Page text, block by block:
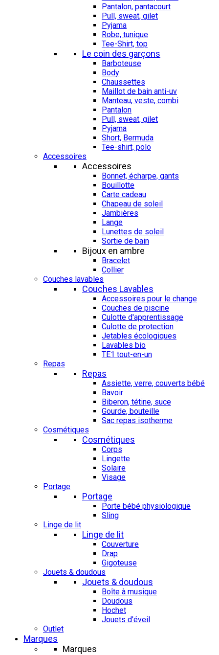
Pantalon, pantacourt
Pull, sweat, gilet
Pyjama
Robe, tunique
Tee-Shirt, top
Le coin des garçons
Barboteuse
Body
Chaussettes
Maillot de bain anti-uv
Manteau, veste, combi
Pantalon
Pull, sweat, gilet
Pyjama
Short, Bermuda
Tee-shirt, polo
Accessoires
Accessoires
Bonnet, écharpe, gants
Bouillotte
Carte cadeau
Chapeau de soleil
Jambières
Lange
Lunettes de soleil
Sortie de bain
Bijoux en ambre
Bracelet
Collier
Couches lavables
Couches Lavables
Accessoires pour le change
Couches de piscine
Culotte d'apprentissage
Culotte de protection
Jetables écologiques
Lavables bio
TE1 tout-en-un
Repas
Repas
Assiette, verre, couverts bébé
Bavoir
Biberon, tétine, suce
Gourde, bouteille
Sac repas isotherme
Cosmétiques
Cosmétiques
Corps
Lingette
Solaire
Visage
Portage
Portage
Porte bébé physiologique
Sling
Linge de lit
Linge de lit
Couverture
Drap
Gigoteuse
Jouets & doudous
Jouets & doudous
Boîte à musique
Doudous
Hochet
Jouets d'éveil
Outlet
Marques
Marques